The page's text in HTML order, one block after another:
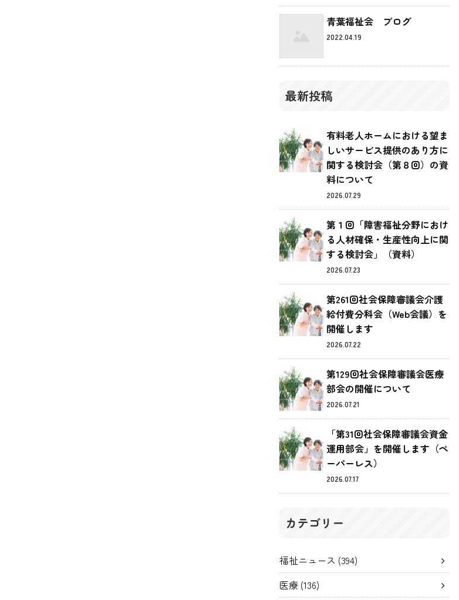
青葉福祉会 ブログ
2022.04.19
最新投稿
有料老人ホームにおける望ま
しいサービス提供のあり方に
関する検討会（第８回）の資
料について
2026.07.29
第１回「障害福祉分野におけ
る人材確保・生産性向上に関
する検討会」（資料）
2026.07.23
第261回社会保障審議会介護
給付費分科会（Web会議）を
開催します
2026.07.22
第129回社会保障審議会医療
部会の開催について
2026.07.21
「第31回社会保障審議会資金
運用部会」を開催します（ペ
ーパーレス）
2026.07.17
カテゴリー
福祉ニュース (394)
医療 (136)